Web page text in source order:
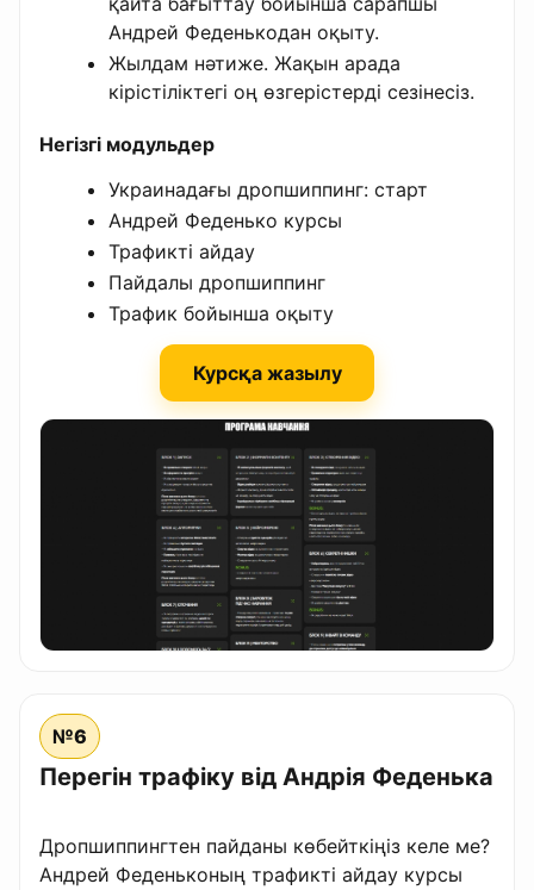
Андрей Феденькодан оқыту.
Жылдам нәтиже. Жақын арада
кірістіліктегі оң өзгерістерді сезінесіз.
Негізгі модульдер
Украинадағы дропшиппинг: старт
Андрей Феденько курсы
Трафикті айдау
Пайдалы дропшиппинг
Трафик бойынша оқыту
Курсқа жазылу
№6
Перегін трафіку від Андрія Феденька
Дропшиппингтен пайданы көбейткіңіз келе ме?
Андрей Феденьконың трафикті айдау курсы